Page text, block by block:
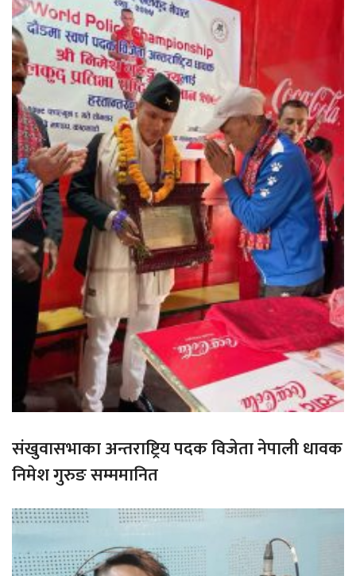
संखुवासभाका अन्तराष्ट्रिय पदक विजेता नेपाली धावक
निमेश गुरुङ सम्ममानित